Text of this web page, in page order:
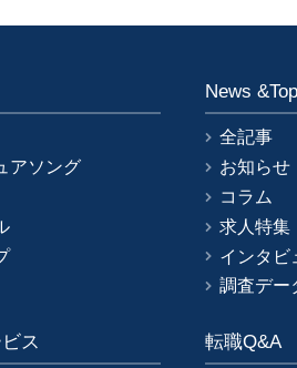
アソング
ス
News
全記事
お知らせ
コラム
求人特集
インタビ
調査デー
転職Q&A